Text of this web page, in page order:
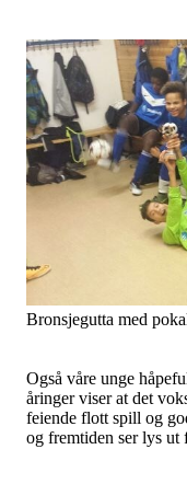
Bronsjegutta med
Også våre unge
åringer viser at det
feiende flott spill og
og fremtiden ser lys ut